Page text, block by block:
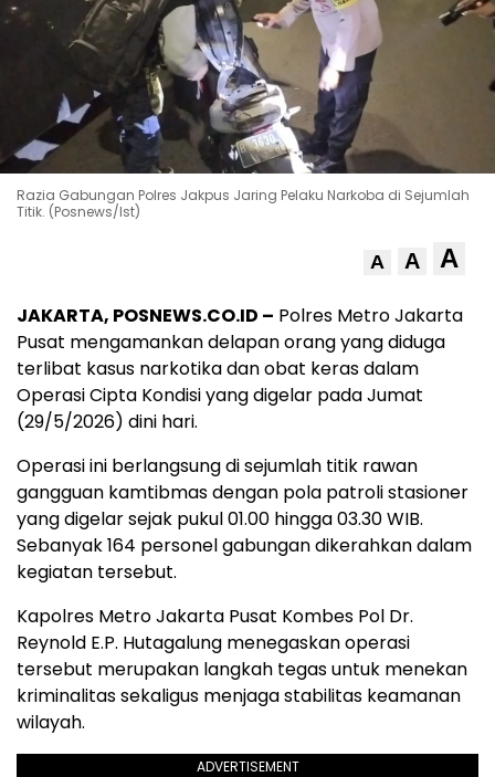
Razia Gabungan Polres Jakpus Jaring Pelaku Narkoba di Sejumlah
Titik. (Posnews/Ist)
A A A
JAKARTA, POSNEWS.CO.ID – Polres Metro Jakarta
Pusat mengamankan delapan orang yang diduga
terlibat kasus narkotika dan obat keras dalam
Operasi Cipta Kondisi yang digelar pada Jumat
(29/5/2026) dini hari.
Operasi ini berlangsung di sejumlah titik rawan
gangguan kamtibmas dengan pola patroli stasioner
yang digelar sejak pukul 01.00 hingga 03.30 WIB.
Sebanyak 164 personel gabungan dikerahkan dalam
kegiatan tersebut.
Kapolres Metro Jakarta Pusat Kombes Pol Dr.
Reynold E.P. Hutagalung menegaskan operasi
tersebut merupakan langkah tegas untuk menekan
kriminalitas sekaligus menjaga stabilitas keamanan
wilayah.
ADVERTISEMENT